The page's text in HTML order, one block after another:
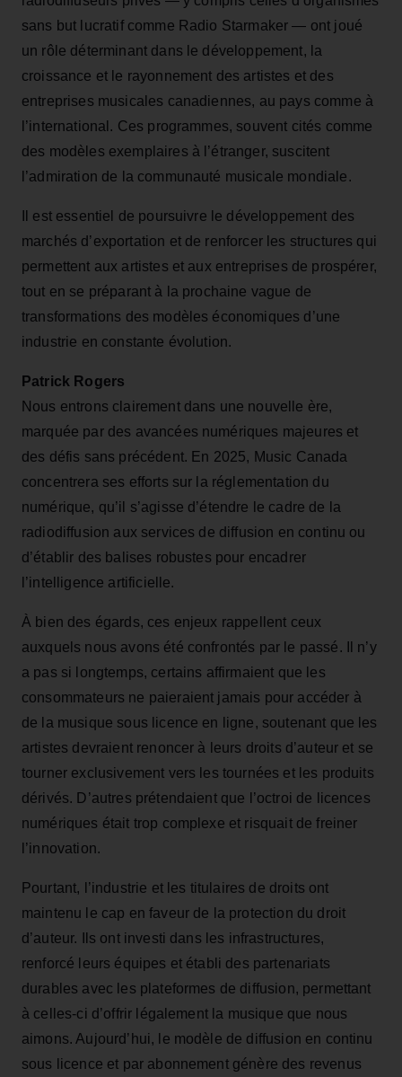
sans but lucratif comme Radio Starmaker — ont joué
un rôle déterminant dans le développement, la
croissance et le rayonnement des artistes et des
entreprises musicales canadiennes, au pays comme à
l’international. Ces programmes, souvent cités comme
des modèles exemplaires à l’étranger, suscitent
l’admiration de la communauté musicale mondiale.
Il est essentiel de poursuivre le développement des
marchés d’exportation et de renforcer les structures qui
permettent aux artistes et aux entreprises de prospérer,
tout en se préparant à la prochaine vague de
transformations des modèles économiques d’une
industrie en constante évolution.
Patrick Rogers
Nous entrons clairement dans une nouvelle ère,
marquée par des avancées numériques majeures et
des défis sans précédent. En 2025, Music Canada
concentrera ses efforts sur la réglementation du
numérique, qu’il s’agisse d’étendre le cadre de la
radiodiffusion aux services de diffusion en continu ou
d’établir des balises robustes pour encadrer
l’intelligence artificielle.
À bien des égards, ces enjeux rappellent ceux
auxquels nous avons été confrontés par le passé. Il n’y
a pas si longtemps, certains affirmaient que les
consommateurs ne paieraient jamais pour accéder à
de la musique sous licence en ligne, soutenant que les
artistes devraient renoncer à leurs droits d’auteur et se
tourner exclusivement vers les tournées et les produits
dérivés. D’autres prétendaient que l’octroi de licences
numériques était trop complexe et risquait de freiner
l’innovation.
Pourtant, l’industrie et les titulaires de droits ont
maintenu le cap en faveur de la protection du droit
d’auteur. Ils ont investi dans les infrastructures,
renforcé leurs équipes et établi des partenariats
durables avec les plateformes de diffusion, permettant
à celles-ci d’offrir légalement la musique que nous
aimons. Aujourd’hui, le modèle de diffusion en continu
sous licence et par abonnement génère des revenus